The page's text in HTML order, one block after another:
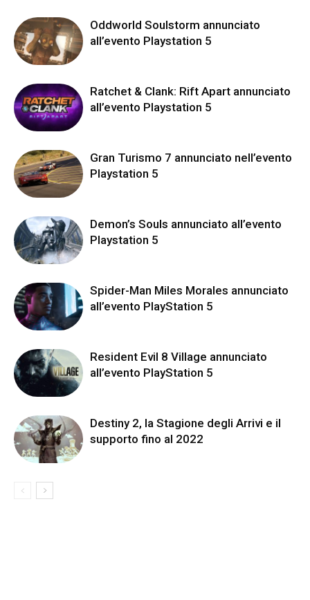
Oddworld Soulstorm annunciato
all’evento Playstation 5
Ratchet & Clank: Rift Apart annunciato
all’evento Playstation 5
Gran Turismo 7 annunciato nell’evento
Playstation 5
Demon’s Souls annunciato all’evento
Playstation 5
Spider-Man Miles Morales annunciato
all’evento PlayStation 5
Resident Evil 8 Village annunciato
all’evento PlayStation 5
Destiny 2, la Stagione degli Arrivi e il
supporto fino al 2022